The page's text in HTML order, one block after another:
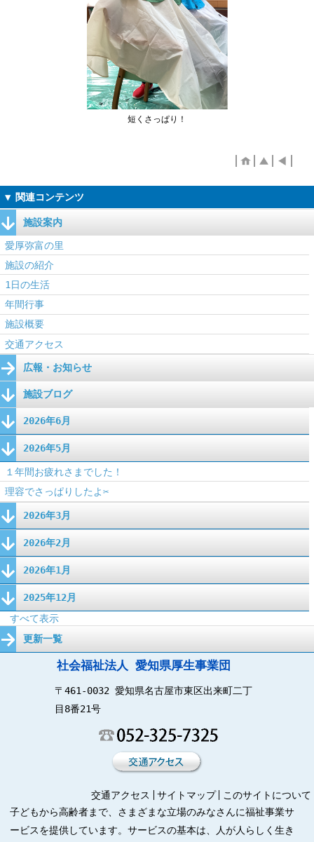
短くさっぱり！
施設案内
愛厚弥富の里
施設の紹介
1日の生活
年間行事
施設概要
交通アクセス
広報・お知らせ
施設ブログ
2026年6月
2026年5月
１年間お疲れさまでした！
理容でさっぱりしたよ✂
2026年3月
2026年2月
2026年1月
2025年12月
すべて表示
更新一覧
社会福祉法人 愛知県厚生事業団
〒461-0032 愛知県名古屋市東区出来町二丁
目8番21号
交通アクセス サイトマップ
このサイトについて
子どもから高齢者まで、さまざまな立場のみなさんに福祉事業サ
ービスを提供しています。サービスの基本は、人が人らしく生き